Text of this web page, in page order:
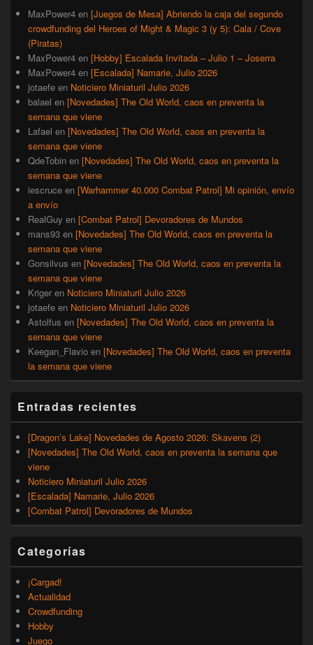
MaxPower4 en [Juegos de Mesa] Abriendo la caja del segundo
crowdfunding del Heroes of Might & Magic 3 (y 5): Cala / Cove
(Piratas)
MaxPower4 en [Hobby] Escalada Invitada – Julio 1 – Joserra
MaxPower4 en [Escalada] Namarie, Julio 2026
jotaefe en Noticiero Miniaturil Julio 2026
balael en [Novedades] The Old World, caos en preventa la
semana que viene
Lafael en [Novedades] The Old World, caos en preventa la
semana que viene
QdeTobin en [Novedades] The Old World, caos en preventa la
semana que viene
iescruce en [Warhammer 40.000 Combat Patrol] Mi opinión, envío
a envío
RealGuy en [Combat Patrol] Devoradores de Mundos
mans93 en [Novedades] The Old World, caos en preventa la
semana que viene
Gonsilvus en [Novedades] The Old World, caos en preventa la
semana que viene
Kriger en Noticiero Miniaturil Julio 2026
jotaefe en Noticiero Miniaturil Julio 2026
Astolfus en [Novedades] The Old World, caos en preventa la
semana que viene
Keegan_Flavio en [Novedades] The Old World, caos en preventa
la semana que viene
Entradas recientes
[Dragon’s Lake] Novedades de Agosto 2026: Skavens (2)
[Novedades] The Old World, caos en preventa la semana que
viene
Noticiero Miniaturil Julio 2026
[Escalada] Namarie, Julio 2026
[Combat Patrol] Devoradores de Mundos
Categorías
¡Cargad!
Actualidad
Crowdfunding
Hobby
Juego